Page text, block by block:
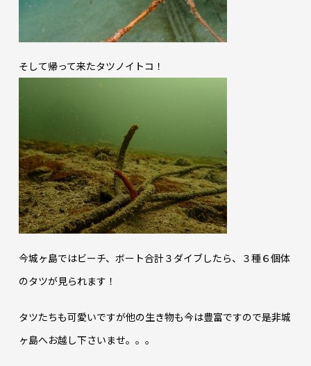
そして帰って来たタツノイトコ！
今城ヶ島ではビーチ、ボート合計３ダイブしたら、３種６個体
のタツが見られます！
タツたちも可愛いですが他の生き物も今は豊富ですので是非城
ヶ島へお越し下さいませ。。。